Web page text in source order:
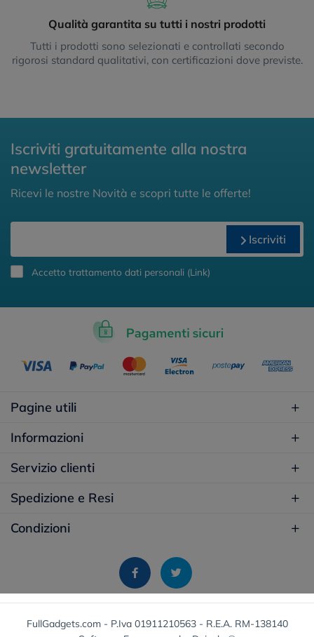
Qualità garantita su tutti i nostri prodotti
Tutti i prodotti sono selezionati e controllati secondo
rigorosi standard qualitativi, con certificazioni dove previste.
Iscriviti gratuitamente alla nostra
newsletter
Ricevi le nostre Novità e scopri tutte le offerte!
Iscriviti
Accetto trattamento dati personali (Link)
Pagine utili
Informazioni
Servizio clienti
Spedizione e Resi
Condizioni
FullGadgets.com - P.Iva 01911210563 - R.E.A. RM-138140